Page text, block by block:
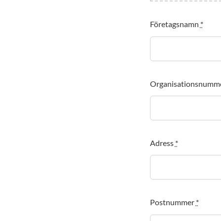
Företagsnamn *
Adress *
Postnummer *